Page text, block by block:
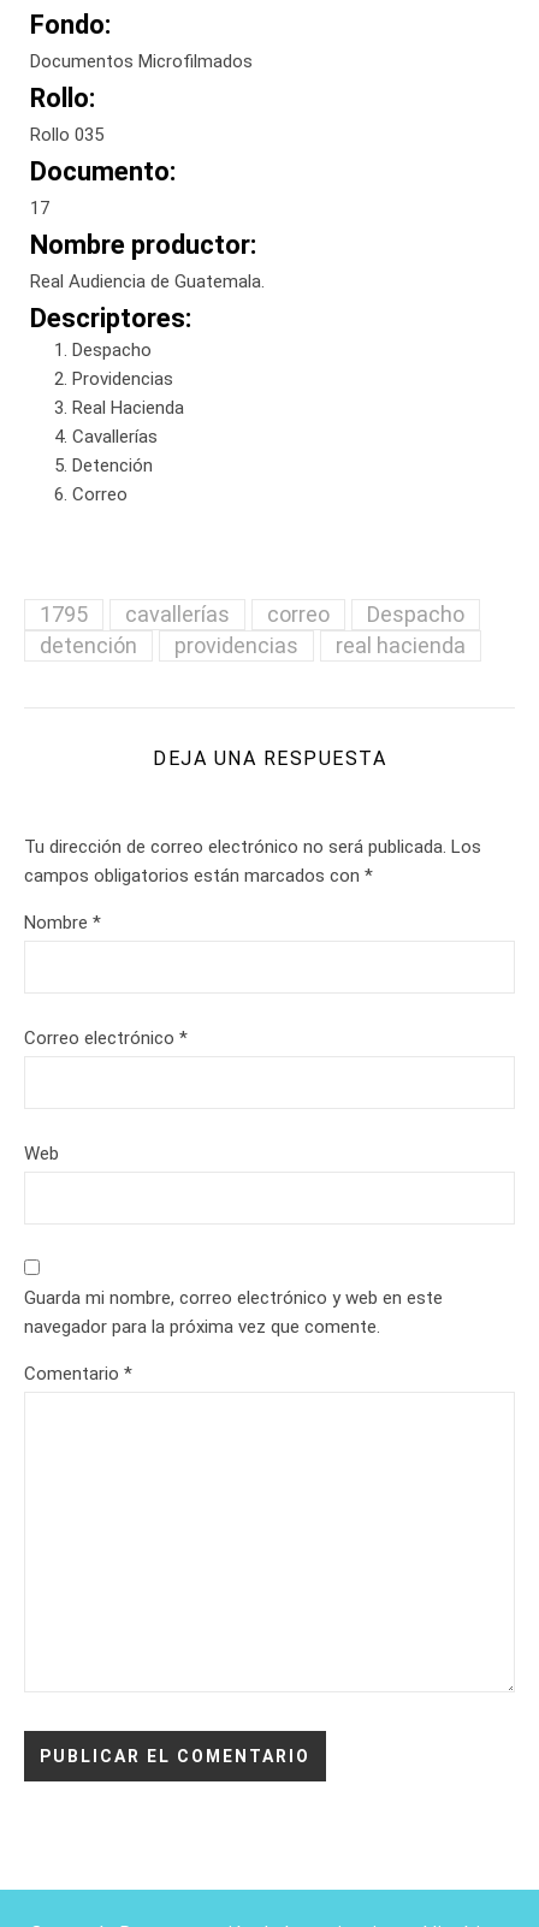
Fondo:
Documentos Microfilmados
Rollo:
Rollo 035
Documento:
17
Nombre productor:
Real Audiencia de Guatemala.
Descriptores:
Despacho
Providencias
Real Hacienda
Cavallerías
Detención
Correo
1795 cavallerías correo
Despacho
detención
providencias real hacienda
DEJA UNA RESPUESTA
Tu dirección de correo electrónico no será publicada. Los
campos obligatorios están marcados con *
Nombre *
Correo electrónico *
Web
Guarda mi nombre, correo electrónico y web en este
navegador para la próxima vez que comente.
Comentario *